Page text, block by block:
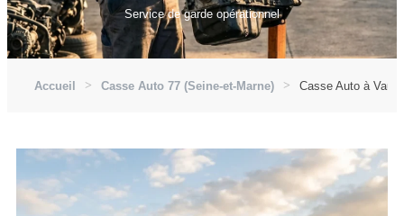
Service de garde opérationnel
Accueil Casse Auto 77 (Seine-et-Marne) Casse Auto à